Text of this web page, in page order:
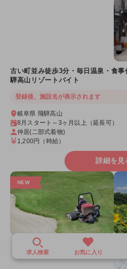
求人検索 お気に入り
古い町並み徒歩3分・毎日温泉・食
騨高山リゾートバイト
登録後、施設名が表示されます
岐阜県 飛騨高山
8月スタート～3ヶ月以上（延長可）
仲居(二部式着物)
1,200円 （時給）
詳細を見